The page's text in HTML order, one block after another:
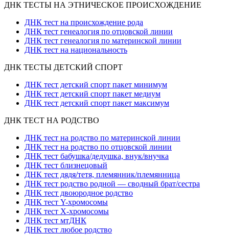
ДНК ТЕСТЫ НА ЭТНИЧЕСКОЕ ПРОИСХОЖДЕНИЕ
ДНК тест на происхождение рода
ДНК тест генеалогия по отцовской линии
ДНК тест генеалогия по материнской линии
ДНК тест на национальность
ДНК ТЕСТЫ ДЕТСКИЙ СПОРТ
ДНК тест детский спорт пакет минимум
ДНК тест детский спорт пакет медиум
ДНК тест детский спорт пакет максимум
ДНК ТЕСТ НА РОДСТВО
ДНК тест на родство по материнской линии
ДНК тест на родство по отцовской линии
ДНК тест бабушка/дедушка, внук/внучка
ДНК тест близнецовый
ДНК тест дядя/тетя, племянник/племянница
ДНК тест родство родной — сводный брат/сестра
ДНК тест двоюродное родство
ДНК тест Y-хромосомы
ДНК тест X-хромосомы
ДНК тест мтДНК
ДНК тест любое родство